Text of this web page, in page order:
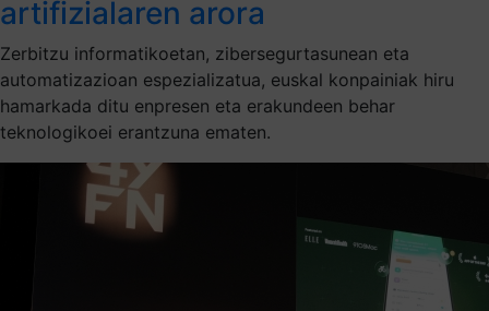
artifizialaren arora
Zerbitzu informatikoetan, zibersegurtasunean eta
automatizazioan espezializatua, euskal konpainiak hiru
hamarkada ditu enpresen eta erakundeen behar
teknologikoei erantzuna ematen.